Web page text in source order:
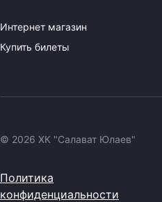
Интернет магазин
Купить билеты
© 2026 ХК "Салават Юлаев"
Политика
конфиденциальности